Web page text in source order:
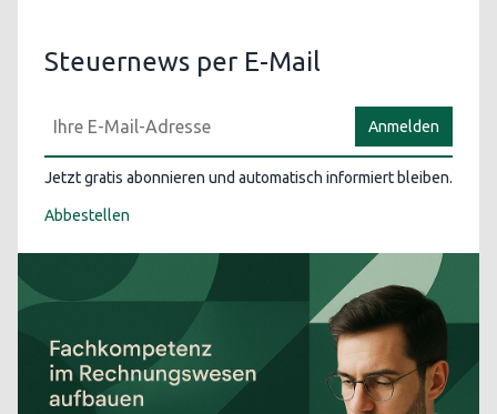
Steuernews per E-Mail
Anmelden
Jetzt gratis abonnieren und automatisch informiert bleiben.
Abbestellen